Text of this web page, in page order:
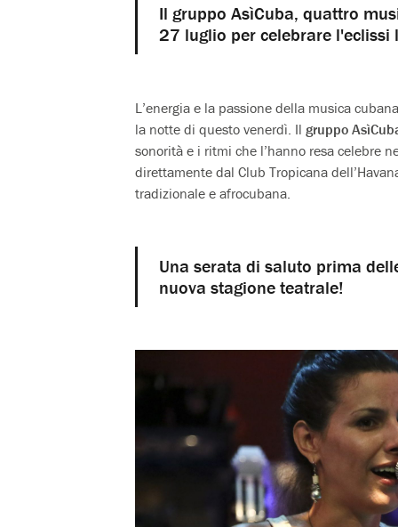
Il gruppo AsìCuba, quattro
27 luglio per celebrare l'eclissi
L’energia e la passione della musica
la notte di questo venerdì. Il gruppo
sonorità e i ritmi che l’hanno resa celebre
direttamente dal Club Tropicana
tradizionale e afrocubana.
Una serata di saluto prima
nuova stagione teatrale!